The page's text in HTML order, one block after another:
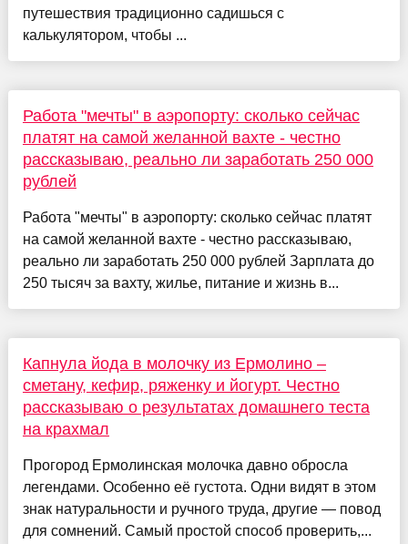
путешествия традиционно садишься с
калькулятором, чтобы ...
Работа "мечты" в аэропорту: сколько сейчас
платят на самой желанной вахте - честно
рассказываю, реально ли заработать 250 000
рублей
Работа "мечты" в аэропорту: сколько сейчас платят
на самой желанной вахте - честно рассказываю,
реально ли заработать 250 000 рублей Зарплата до
250 тысяч за вахту, жилье, питание и жизнь в...
Капнула йода в молочку из Ермолино –
сметану, кефир, ряженку и йогурт. Честно
рассказываю о результатах домашнего теста
на крахмал
Прогород Ермолинская молочка давно обросла
легендами. Особенно её густота. Одни видят в этом
знак натуральности и ручного труда, другие — повод
для сомнений. Самый простой способ проверить,...